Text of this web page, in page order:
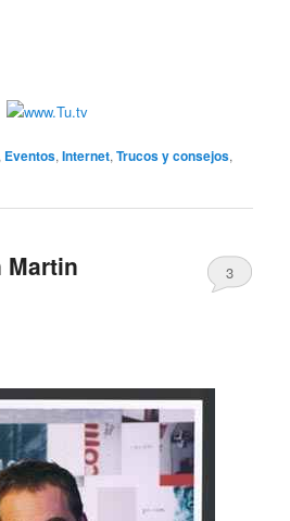
Eventos,Internet,Trucos y consejos,
Martin
3